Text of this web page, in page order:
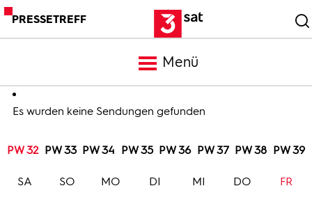
PRESSETREFF
Menü
Meldungen
Programm
Es wurden keine Sendungen gefunden
PW 32 PW 33 PW 34 PW 35 PW 36 PW 37 PW 38 PW 39
SA SO MO DI MI DO FR